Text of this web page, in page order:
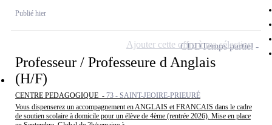
Publié hier
Professeur / Professeure d Anglais
(H/F)
CENTRE PEDAGOGIQUE - 73 - SAINT-JEOIRE-PRIEURÉ
Vous dispenserez un accompagnement en ANGLAIS et FRANCAIS dans le cadre
de soutien scolaire à domicile pour un élève de 4ème (rentrée 2026). Mise en place
CDDTemps partiel
Ajouter cette offre à ma sélection